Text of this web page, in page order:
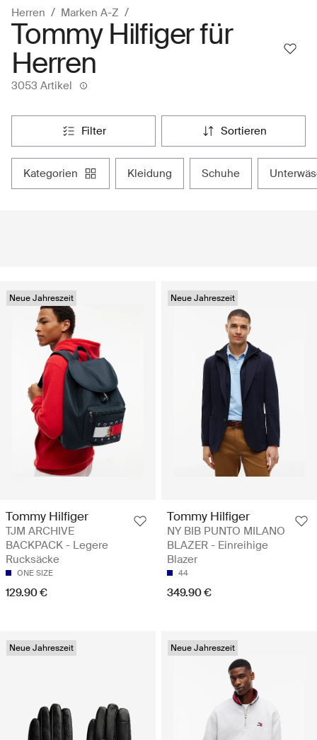
Herren Marken A-Z
Tommy Hilfiger für
Herren
3053 Artikel
filter sortieren
kategorien kleidung schuhe
Neue Jahreszeit
Tommy Hilfiger
TJM ARCHIVE
BACKPACK - Legere
Rucksäcke
ONE SIZE
129.90 €
Neue Jahreszeit
Tommy Hilfiger
NY BIB PUNTO MILANO
BLAZER - Einreihige
Blazer
44
349.90 €
Neue Jahreszeit Neue Jahreszeit